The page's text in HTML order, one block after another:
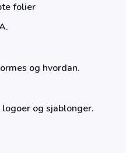
folier
og hvordan.
og sjablonger.